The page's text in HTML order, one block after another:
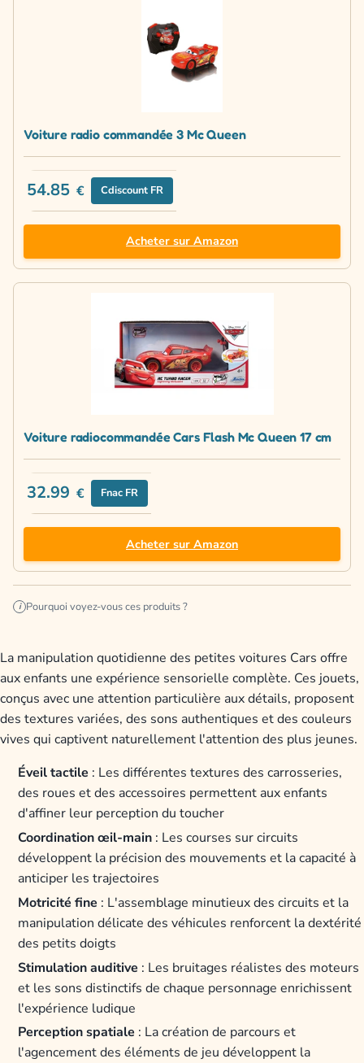
Voiture radio commandée 3 Mc Queen
54.85 € Cdiscount FR
Acheter sur Amazon
Voiture radiocommandée Cars Flash Mc Queen 17 cm
32.99 € Fnac FR
Acheter sur Amazon
i Pourquoi voyez-vous ces produits ?
La manipulation quotidienne des petites voitures Cars offre
aux enfants une expérience sensorielle complète. Ces jouets,
conçus avec une attention particulière aux détails, proposent
des textures variées, des sons authentiques et des couleurs
vives qui captivent naturellement l'attention des plus jeunes.
Éveil tactile : Les différentes textures des carrosseries,
des roues et des accessoires permettent aux enfants
d'affiner leur perception du toucher
Coordination œil-main : Les courses sur circuits
développent la précision des mouvements et la capacité à
anticiper les trajectoires
Motricité fine : L'assemblage minutieux des circuits et la
manipulation délicate des véhicules renforcent la dextérité
des petits doigts
Stimulation auditive : Les bruitages réalistes des moteurs
et les sons distinctifs de chaque personnage enrichissent
l'expérience ludique
Perception spatiale : La création de parcours et
l'agencement des éléments de jeu développent la